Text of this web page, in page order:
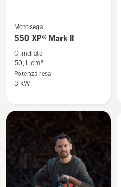
Vedi
maggiori
dettagli
su
550 XP®
Motosega
550 XP® Mark II
Cilindrata
50,1 cm³
Potenza resa
3 kW